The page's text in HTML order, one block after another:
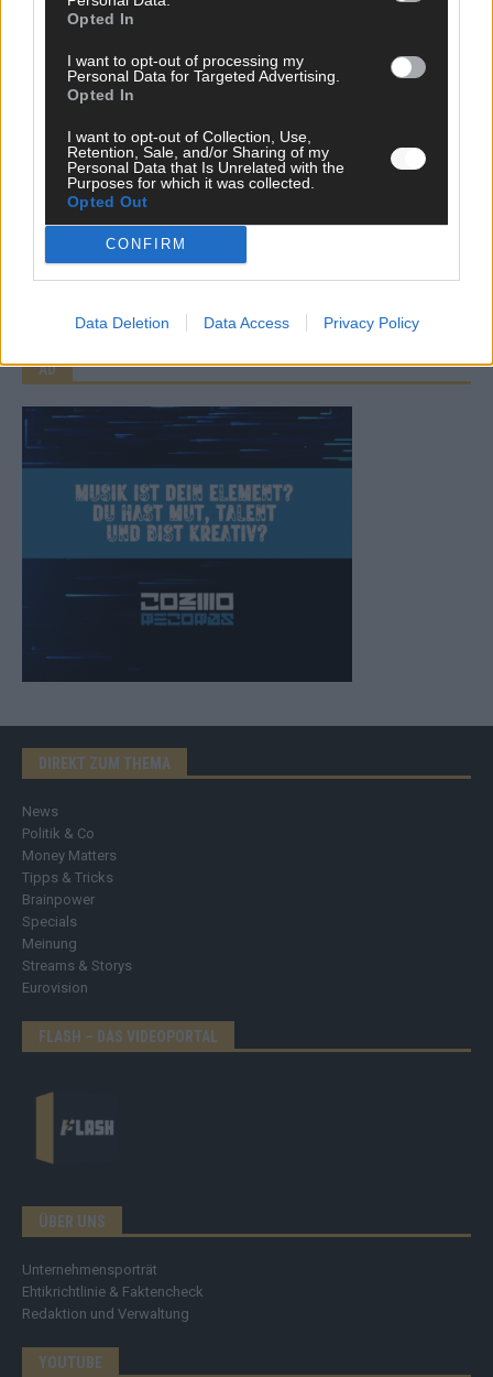
Opted In
I want to opt-out of processing my
Personal Data for Targeted Advertising.
Opted In
I want to opt-out of Collection, Use,
Retention, Sale, and/or Sharing of my
Personal Data that Is Unrelated with the
Purposes for which it was collected.
Opted Out
CONFIRM
Data Deletion Data Access Privacy Policy
WERBE BEI UNS!
CHECK UNS AUF FACEBOOK
AD
DIREKT ZUM THEMA
News
Politik & Co
Money Matters
Tipps & Tricks
Brainpower
Specials
Meinung
Streams & Storys
Eurovision
FLASH – DAS VIDEOPORTAL
ÜBER UNS
Unternehmensporträt
Ehtikrichtlinie & Faktencheck
Redaktion und Verwaltung
YOUTUBE